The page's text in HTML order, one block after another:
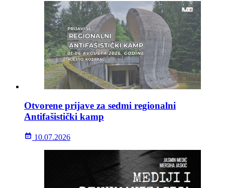
Otvorene prijave za sedmi regionalni
Antifašistički kamp
10.07.2026